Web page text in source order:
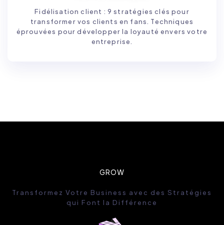
Fidélisation client : 9 stratégies clés pour
transformer vos clients en fans. Techniques
éprouvées pour développer la loyauté envers votre
entreprise.
GROW
Transformez Votre Business avec des Stratégies
qui Font la Différence